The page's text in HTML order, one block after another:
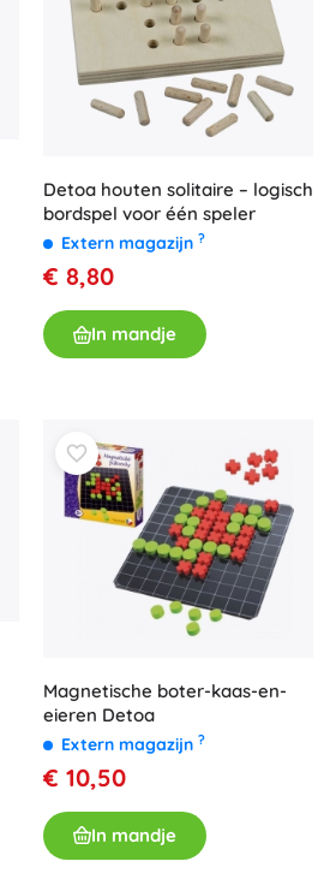
Voor meisjes
Sieraden
Handtasjes
Sieradendoosjes
Detoa houten solitaire – logisch
bordspel voor één speler
Extern magazijn ?
€ 8,80
In mandje
Magnetische boter-kaas-en-
eieren Detoa
Extern magazijn ?
€ 10,50
In mandje